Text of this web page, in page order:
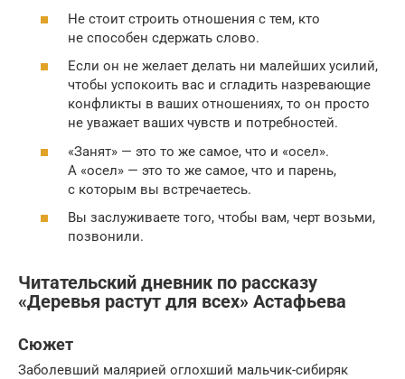
Не стоит строить отношения с тем, кто
не способен сдержать слово.
Если он не желает делать ни малейших усилий,
чтобы успокоить вас и сгладить назревающие
конфликты в ваших отношениях, то он просто
не уважает ваших чувств и потребностей.
«Занят» — это то же самое, что и «осел».
А «осел» — это то же самое, что и парень,
с которым вы встречаетесь.
Вы заслуживаете того, чтобы вам, черт возьми,
позвонили.
Читательский дневник по рассказу
«Деревья растут для всех» Астафьева
Сюжет
Заболевший малярией оглохший мальчик-сибиряк